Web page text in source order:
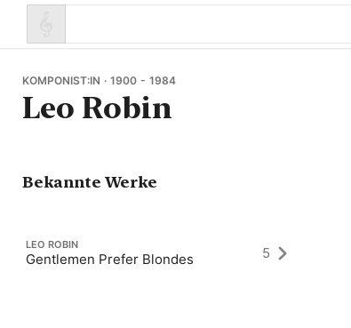
KOMPONIST:IN · 1900 - 1984
Leo Robin
Bekannte Werke
LEO ROBIN
Gentlemen Prefer Blondes 5